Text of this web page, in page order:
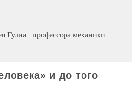
Гулиа - профессора механики
и до того